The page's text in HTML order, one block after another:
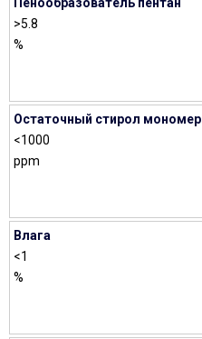
>5.8
%
Остаточный стирол мономер
<1000
ppm
Влага
<1
%